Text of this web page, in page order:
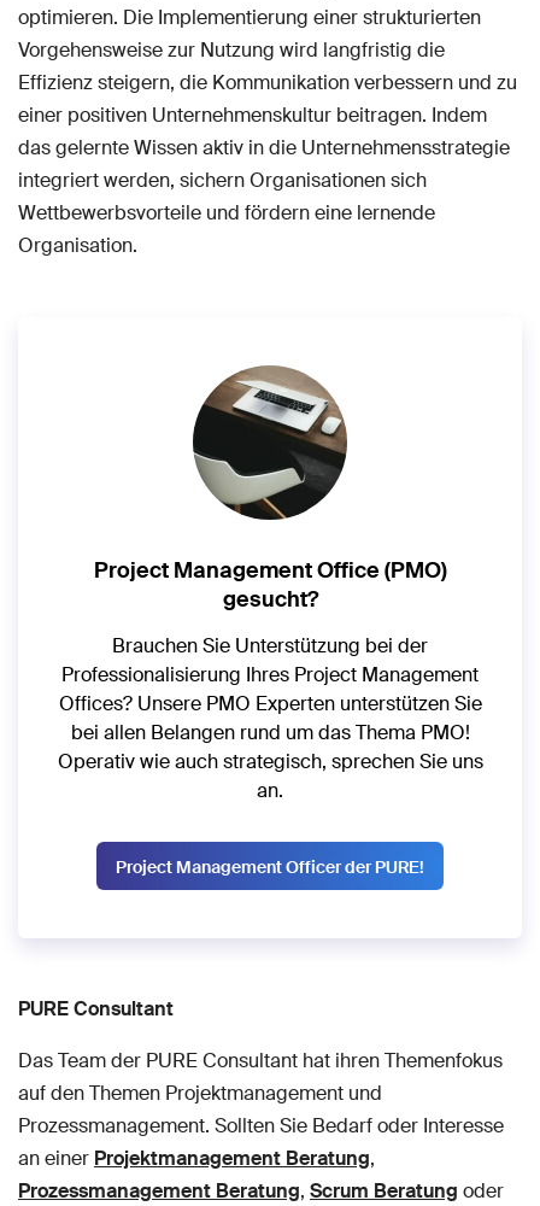
optimieren. Die Implementierung einer strukturierten
Vorgehensweise zur Nutzung wird langfristig die
Effizienz steigern, die Kommunikation verbessern und zu
einer positiven Unternehmenskultur beitragen. Indem
das gelernte Wissen aktiv in die Unternehmensstrategie
integriert werden, sichern Organisationen sich
Wettbewerbsvorteile und fördern eine lernende
Organisation.
Project Management Office (PMO)
gesucht?
Brauchen Sie Unterstützung bei der
Professionalisierung Ihres Project Management
Offices? Unsere PMO Experten unterstützen Sie
bei allen Belangen rund um das Thema PMO!
Operativ wie auch strategisch, sprechen Sie uns
an.
Project Management Officer der PURE!
PURE Consultant
Das Team der PURE Consultant hat ihren Themenfokus
auf den Themen Projektmanagement und
Prozessmanagement. Sollten Sie Bedarf oder Interesse
an einer Projektmanagement Beratung,
Prozessmanagement Beratung, Scrum Beratung oder